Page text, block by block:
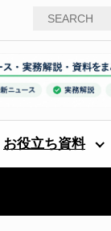
お役立ち資料